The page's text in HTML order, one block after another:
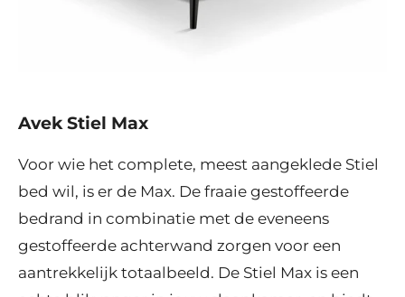
Avek Stiel Max
Voor wie het complete, meest aangeklede Stiel
bed wil, is er de Max. De fraaie gestoffeerde
bedrand in combinatie met de eveneens
gestoffeerde achterwand zorgen voor een
aantrekkelijk totaalbeeld. De Stiel Max is een